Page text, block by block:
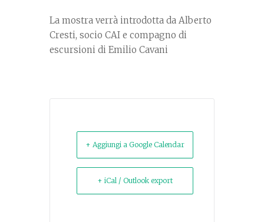
La mostra verrà introdotta da Alberto
Cresti, socio CAI e compagno di
escursioni di Emilio Cavani
+ Aggiungi a Google Calendar
+ iCal / Outlook export